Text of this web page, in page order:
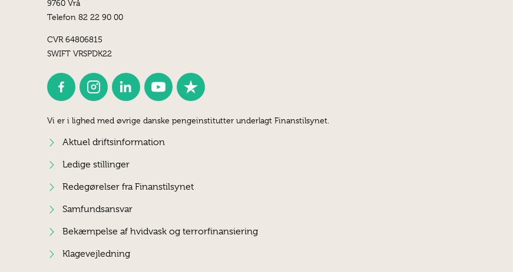
9760 Vrå
Telefon 82 22 90 00
CVR 64806815
SWIFT VRSPDK22
Vi er i lighed med øvrige danske pengeinstitutter underlagt Finanstilsynet.
Aktuel driftsinformation
Ledige stillinger
Redegørelser fra Finanstilsynet
Samfundsansvar
Bekæmpelse af hvidvask og terrorfinansiering
Klagevejledning